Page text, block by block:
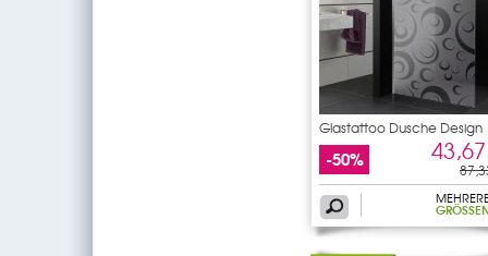
Glastattoo Dusche Design
-50%
GRÖSSEN